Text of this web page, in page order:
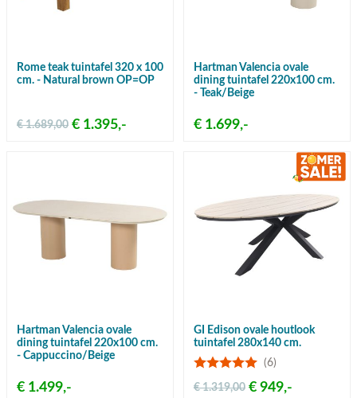
Rome teak tuintafel 320 x 100
cm. - Natural brown OP=OP
€ 1.395,-
€ 1.689,00
Hartman Valencia ovale
dining tuintafel 220x100 cm.
- Teak/Beige
€ 1.699,-
Hartman Valencia ovale
dining tuintafel 220x100 cm.
- Cappuccino/Beige
€ 1.499,-
GI Edison ovale houtlook
tuintafel 280x140 cm.
(6)
€ 949,-
€ 1.319,00